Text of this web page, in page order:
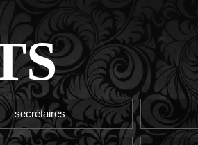
secrétaires